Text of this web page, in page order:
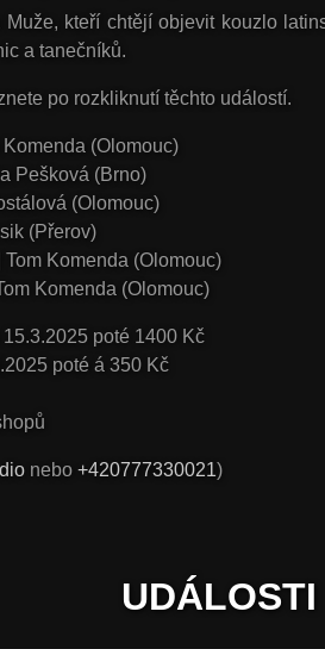
kteří chtějí objevit kouzlo
a tanečníků.
po rozkliknutí těchto událostí.
Komenda (Olomouc)
Pešková (Brno)
(Olomouc)
(Přerov)
| Tom Komenda (Olomouc)
Komenda (Olomouc)
poté 1400 Kč
poté á 350 Kč
nebo +420777330021)
UDÁLOSTI